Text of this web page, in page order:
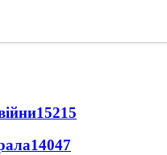
15215
14047